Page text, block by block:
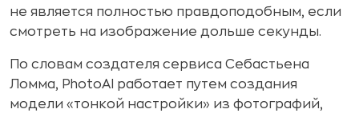
не является полностью правдоподобным, если
смотреть на изображение дольше секунды.
По словам создателя сервиса Себастьена
Ломма, PhotoAI работает путем создания
модели «тонкой настройки» из фотографий,